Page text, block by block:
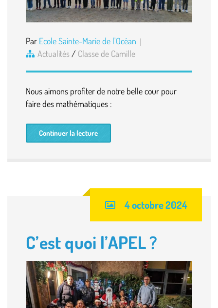
Par Ecole Sainte-Marie de l'Océan
Actualités / Classe de Camille
Nous aimons profiter de notre belle cour pour
faire des mathématiques :
Continuer la lecture
4 octobre 2024
C’est quoi l’APEL ?